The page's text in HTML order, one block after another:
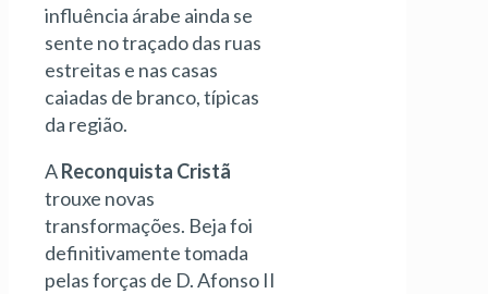
influência árabe ainda se
sente no traçado das ruas
estreitas e nas casas
caiadas de branco, típicas
da região.
AReconquista Cristã
trouxe novas
transformações. Beja foi
definitivamente tomada
pelas forças de D. Afonso II